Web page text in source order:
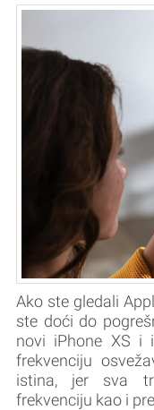
Ako ste gledali
ste doći do
novi iPhone XS i
frekvenciju
istina, jer sva
frekvenciju kao i